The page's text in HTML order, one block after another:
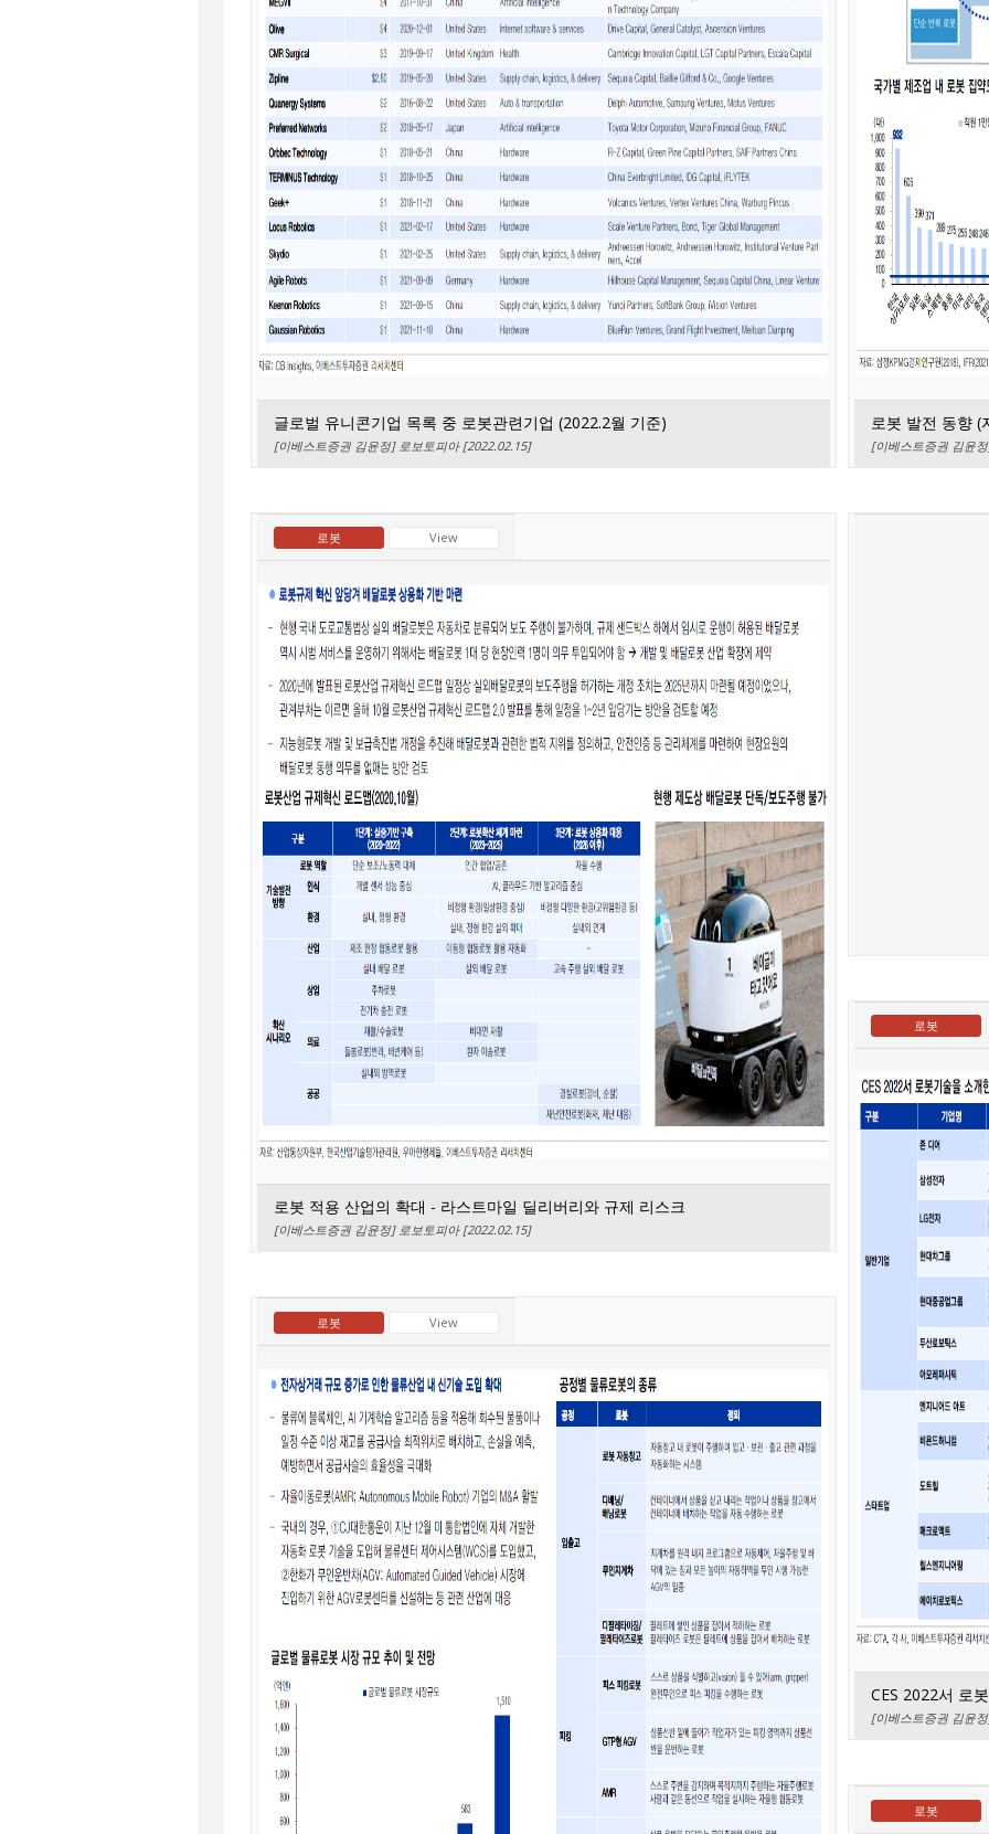
글로벌 유니콘기업 목록 중 로봇관련기업 (2022.2월 기준)
[이베스트증권 김윤정] 로보토피아 [2022.02.15]
로봇 View
로봇 적용 산업의 확대 - 라스트마일 딜리버리와 규제 리스크
[이베스트증권 김윤정] 로보토피아 [2022.02.15]
로봇 View
로봇 발전 동향 (
[이베스트증권 김윤
로봇
CES 2022서 로
[이베스트증권 김윤
로봇